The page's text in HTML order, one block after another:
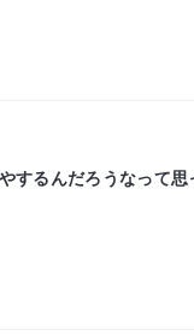
するんだろうなって